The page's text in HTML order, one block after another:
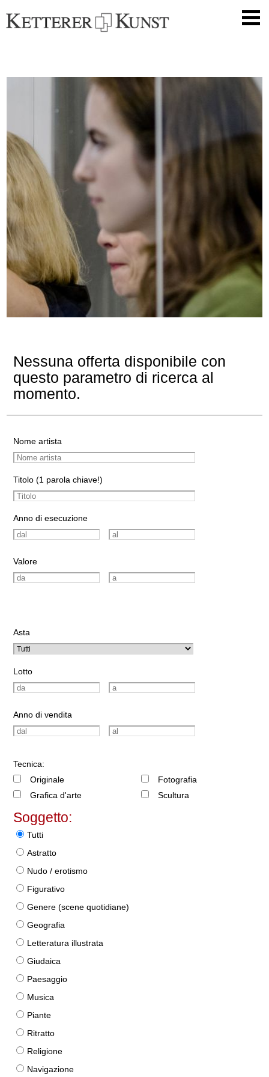
Nessuna offerta disponibile con
questo parametro di ricerca al
momento.
Nome artista
Titolo (1 parola chiave!)
Anno di esecuzione
Valore
Asta
Lotto
Anno di vendita
Tecnica:
Originale
Grafica d'arte
Fotografia
Scultura
Soggetto:
Tutti
Astratto
Nudo / erotismo
Figurativo
Genere (scene quotidiane)
Geografia
Letteratura illustrata
Giudaica
Paesaggio
Musica
Piante
Ritratto
Religione
Navigazione